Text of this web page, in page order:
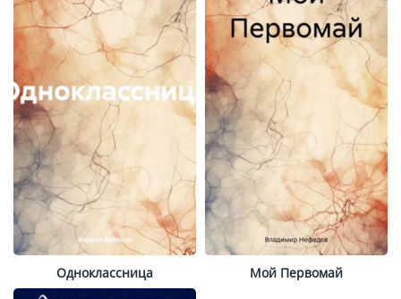
Одноклассница Мой Первомай